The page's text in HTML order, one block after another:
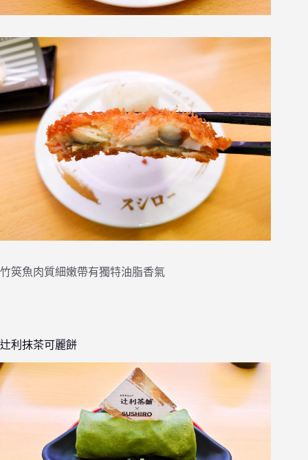
竹筴魚肉質細嫩帶有獨特油脂香氣
辻利抹茶可麗餅